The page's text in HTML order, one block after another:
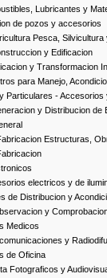
Lubricantes y
de pozos y accesorios
Pesca, Silvicultura
y Edificacion
y Transformacion
para Manejo,
Particulares - Accesorios
y Distribucion de
Estructuras,
electricos y de
de Distribucion y
y
Medicos
y
de Oficina
Fotograficos y